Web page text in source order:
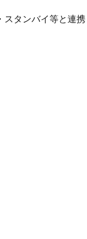
タンバイ等と連